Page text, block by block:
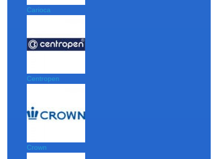
Carioca
Centropen
Crown